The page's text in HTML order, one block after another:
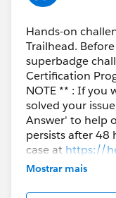
Hands-on
Trailhead.
superbadge
Certification
NOTE ** : If you
solved your
Answer' to help
persists after 48
case at https://
further assistance.
Mostrar mais